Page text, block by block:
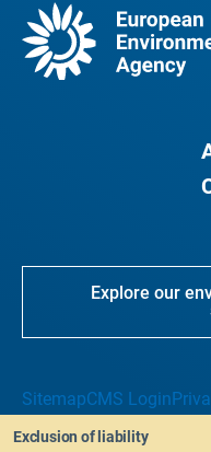
Explore our
SitemapCMS Login
Exclusion of liability